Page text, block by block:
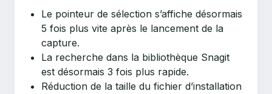
Le pointeur de sélection s’affiche désormais
5 fois plus vite après le lancement de la
capture.
La recherche dans la bibliothèque Snagit
est désormais 3 fois plus rapide.
Réduction de la taille du fichier d’installation